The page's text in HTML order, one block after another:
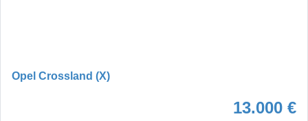
Opel Crossland (X)
13.000 €